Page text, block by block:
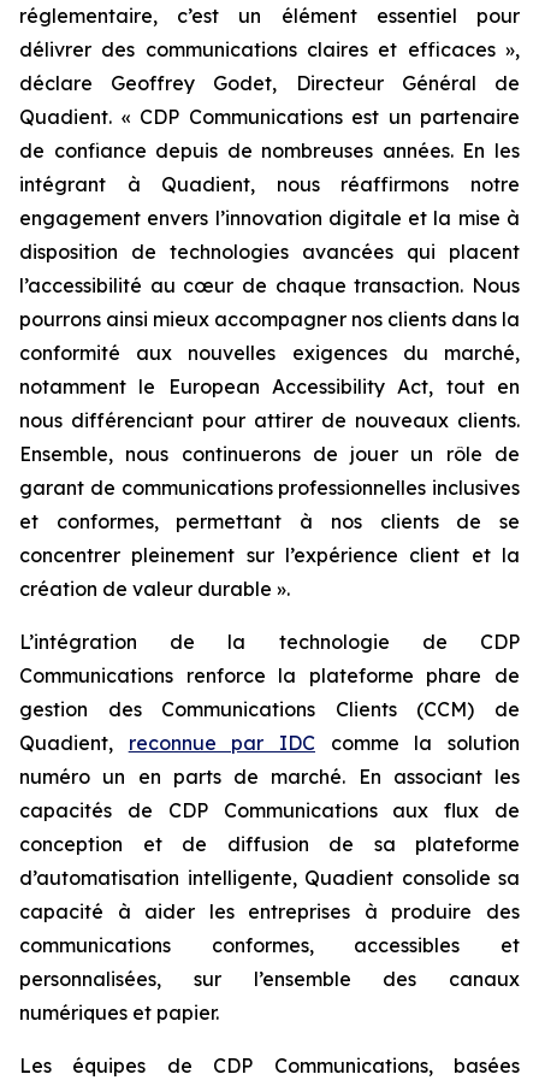
réglementaire, c’est un élément essentiel pour
délivrer des communications claires et efficaces »,
déclare Geoffrey Godet, Directeur Général de
Quadient. « CDP Communications est un partenaire
de confiance depuis de nombreuses années. En les
intégrant à Quadient, nous réaffirmons notre
engagement envers l’innovation digitale et la mise à
disposition de technologies avancées qui placent
l’accessibilité au cœur de chaque transaction. Nous
pourrons ainsi mieux accompagner nos clients dans la
conformité aux nouvelles exigences du marché,
notamment le European Accessibility Act, tout en
nous différenciant pour attirer de nouveaux clients.
Ensemble, nous continuerons de jouer un rôle de
garant de communications professionnelles inclusives
et conformes, permettant à nos clients de se
concentrer pleinement sur l’expérience client et la
création de valeur durable ».
L’intégration de la technologie de CDP
Communications renforce la plateforme phare de
gestion des Communications Clients (CCM) de
Quadient, reconnue par IDC comme la solution
numéro un en parts de marché. En associant les
capacités de CDP Communications aux flux de
conception et de diffusion de sa plateforme
d’automatisation intelligente, Quadient consolide sa
capacité à aider les entreprises à produire des
communications conformes, accessibles et
personnalisées, sur l’ensemble des canaux
numériques et papier.
Les équipes de CDP Communications, basées